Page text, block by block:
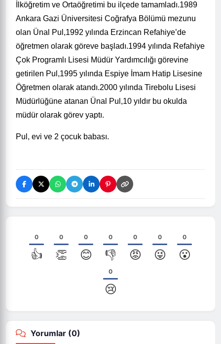
İlköğretim ve Ortaöğretimi bu ilçede tamamladı.1989
Ankara Gazi Üniversitesi Coğrafya Bölümü mezunu
olan Ünal Pul,1992 yılında Erzincan Refahiye’de
öğretmen olarak göreve başladı.1994 yılında Refahiye
Çok Programlı Lisesi Müdür Yardımcılığı görevine
getirilen Pul,1995 yılında Espiye İmam Hatip Lisesine
Öğretmen olarak atandı.2000 yılında Tirebolu Lisesi
Müdürlüğüne atanan Ünal Pul,10 yıldır bu okulda
müdür olarak görev yaptı.
Pul, evi ve 2 çocuk babası.
0
👍
0
👏
0
😊
0
👎
0
😡
0
😜
0
😮
0
😢
Yorumlar (0)